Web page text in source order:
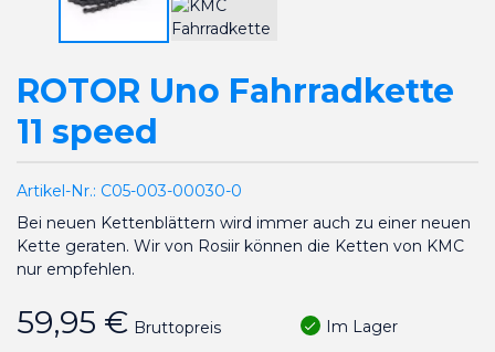
ROTOR Uno Fahrradkette
11 speed
Artikel-Nr.: C05-003-00030-0
Bei neuen Kettenblättern wird immer auch zu einer neuen
Kette geraten. Wir von Rosiir können die Ketten von KMC
nur empfehlen.
59,95 € Bruttopreis Im Lager